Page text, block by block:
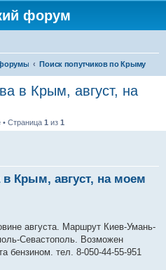
форум
Поиск попутчиков по Крыму
в Крым, август, на
Страница 1 из 1
в Крым, август, на моем
августа. Маршрут Киев-Умань-
Севастополь. Возможен
бензином. тел. 8-050-44-55-951